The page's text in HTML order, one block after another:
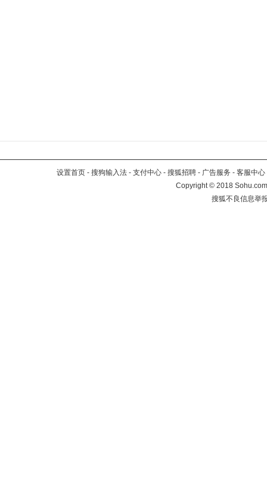
设置首页 - 搜狗输入法 - 支付中心 - 搜狐招聘 - 广告服务 - 客服中心
Copyright©2018
搜狐不良信息举